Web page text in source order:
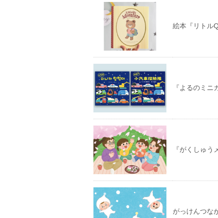
絵本『リトル
『よるのミ
『がくしゅ
がっけんつな